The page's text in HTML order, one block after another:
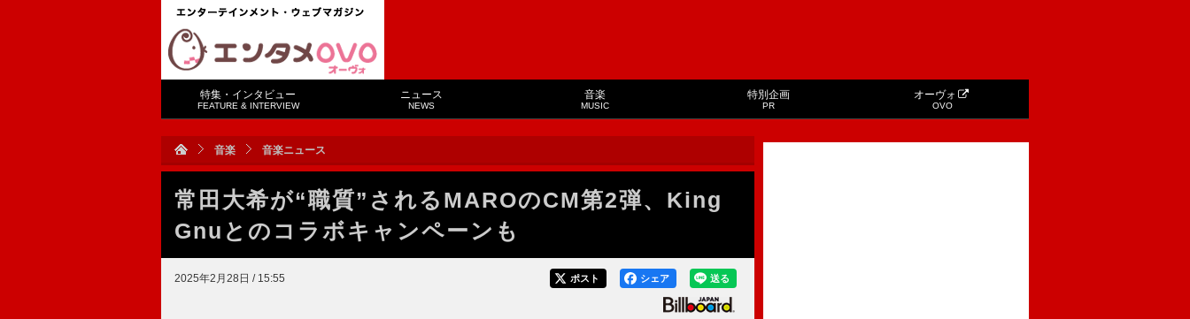
特集・インタビュー
FEATURE & INTERVIEW
ニュース
NEWS
音楽
MUSIC
特別企画
PR
オーヴォ
OVO
音楽 音楽ニュース
常田大希が“職質”されるMAROのCM第2弾、King
Gnuとのコラボキャンペーンも
2025年2月28日 / 15:55 送る
シェア
ポスト